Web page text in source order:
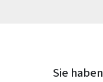
Sie haben